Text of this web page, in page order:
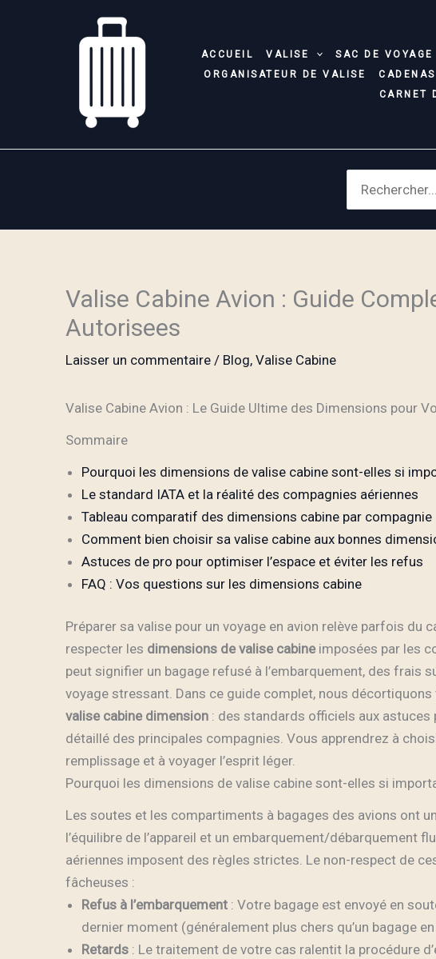
ACCUEIL VALISE SAC DE VOYAGE
ORGANISATEUR DE VALISE
CARNET
Search
for:
Valise Cabine Avion : Guide
Autorisees
Laisser un commentaire / Blog, Valise Cabine
Valise Cabine Avion : Le Guide Ultime des Dimensions pour
Sommaire
Pourquoi les dimensions de valise cabine sont-elles si
Le standard IATA et la réalité des compagnies aériennes
Tableau comparatif des dimensions cabine par compagnie
Comment bien choisir sa valise cabine aux bonnes
Astuces de pro pour optimiser l’espace et éviter les refus
FAQ : Vos questions sur les dimensions cabine
Préparer sa valise pour un voyage en avion relève parfois du
respecter les dimensions de valise cabineimposées par les
peut signifier un bagage refusé à l’embarquement, des frais
voyage stressant. Dans ce guide complet, nous
valise cabine dimension : des standards officiels aux
détaillé des principales compagnies. Vous apprendrez à
remplissage et à voyager l’esprit léger.
Pourquoi les dimensions de valise cabine sont-elles si
Les soutes et les compartiments à bagages des avions ont
l’équilibre de l’appareil et un embarquement/débarquement
aériennes imposent des règles strictes. Le non-respect de
fâcheuses :
Refus à l’embarquement : Votre bagage est envoyé en
dernier moment (généralement plus chers qu’un bagage
Retards : Le traitement de votre cas ralentit la procédure